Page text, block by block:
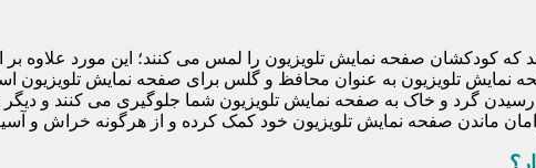
که کودکشان صفحه نمایش تلویزیون را لمس می کنند؛ این مورد علاوه
تلویزیون به عنوان محافظ و گلس برای صفحه نمایش تلویزیون
گرد و خاک به صفحه نمایش تلویزیون شما جلوگیری می کنند و
امان ماندن صفحه نمایش تلویزیون خود کمک کرده و از هرگونه خراش و